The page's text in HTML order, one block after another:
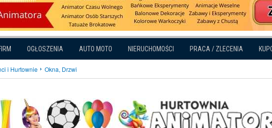
OGŁOSZENIA AUTO MOTO NIERUCHOMOŚCI PRACA / ZLECENIA
i Hurtownie Okna, Drzwi